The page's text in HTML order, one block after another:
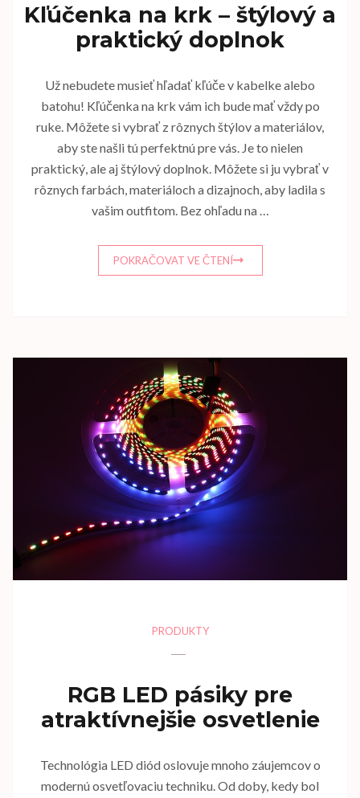
Kľúčenka na krk – štýlový a
praktický doplnok
Už nebudete musieť hľadať kľúče v kabelke alebo
batohu! Kľúčenka na krk vám ich bude mať vždy po
ruke. Môžete si vybrať z rôznych štýlov a materiálov,
aby ste našli tú perfektnú pre vás. Je to nielen
praktický, ale aj štýlový doplnok. Môžete si ju vybrať v
rôznych farbách, materiáloch a dizajnoch, aby ladila s
vašim outfitom. Bez ohľadu na …
POKRAČOVAT VE ČTENÍ
PRODUKTY
RGB LED pásiky pre
atraktívnejšie osvetlenie
Technológia LED diód oslovuje mnoho záujemcov o
modernú osvetľovaciu techniku. Od doby, kedy bol